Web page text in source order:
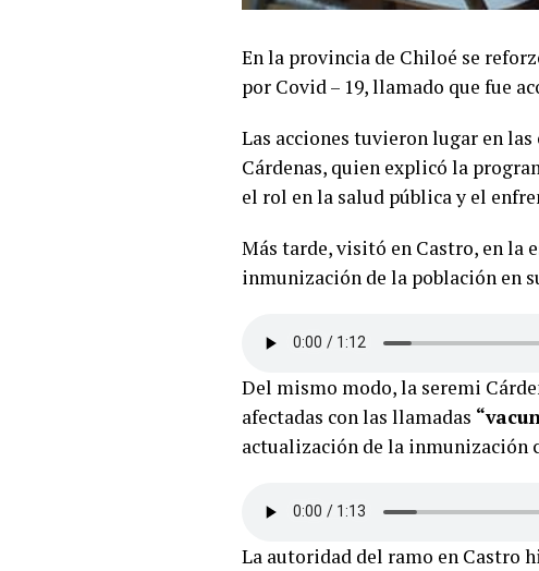
En la provincia de Chiloé se
por Covid – 19, llamado que fue
Las acciones tuvieron lugar en las
Cárdenas, quien explicó la
el rol en la salud pública y el
Más tarde, visitó en Castro, en la
inmunización de la población en
Del mismo modo, la seremi
afectadas con las llamadas
actualización de la inmunización
La autoridad del ramo en Castro